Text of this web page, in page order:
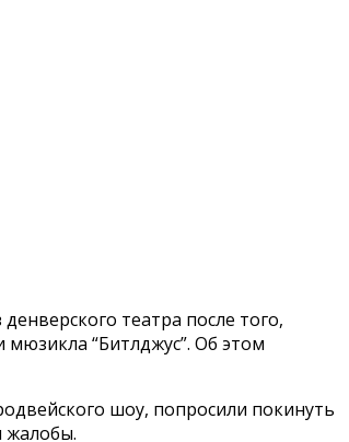
театра после того,
“Битлджус”. Об этом
шоу, попросили покинуть
жалобы.